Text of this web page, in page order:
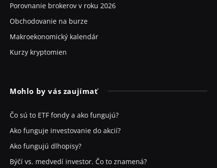
Porovnanie brokerov v roku 2026
Obchodovanie na burze
Makroekonomický kalendár
Kurzy kryptomien
Mohlo by vás zaujímať
Čo sú to ETF fondy a ako fungujú?
Ako funguje investovanie do akcií?
Ako fungujú dlhopisy?
Býčí vs. medvedí investor. Čo to znamená?